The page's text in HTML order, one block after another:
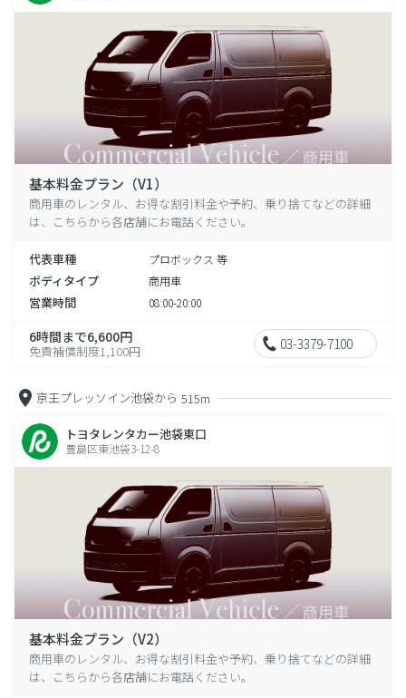
基本料金プラン（V1）
商用車のレンタル、お得な割引料金や予約、乗り捨てなどの詳細
は、こちらから各店舗にお電話ください。
代表車種 プロボックス 等
ボディタイプ 商用車
営業時間 08:00-20:00
6時間まで6,600円
免責補償制度1,100円 03-3379-7100
京王プレッソイン池袋から 515m
トヨタレンタカー池袋東口
豊島区東池袋3-12-8
基本料金プラン（V2）
商用車のレンタル、お得な割引料金や予約、乗り捨てなどの詳細
は、こちらから各店舗にお電話ください。